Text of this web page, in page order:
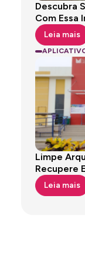
Descubra
Com Essa
Leia mais
Limpe
Recupere
Leia mais